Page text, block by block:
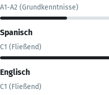
A1-A2 (Grundkenntnisse)
Spanisch
C1 (Fließend)
Englisch
C1 (Fließend)